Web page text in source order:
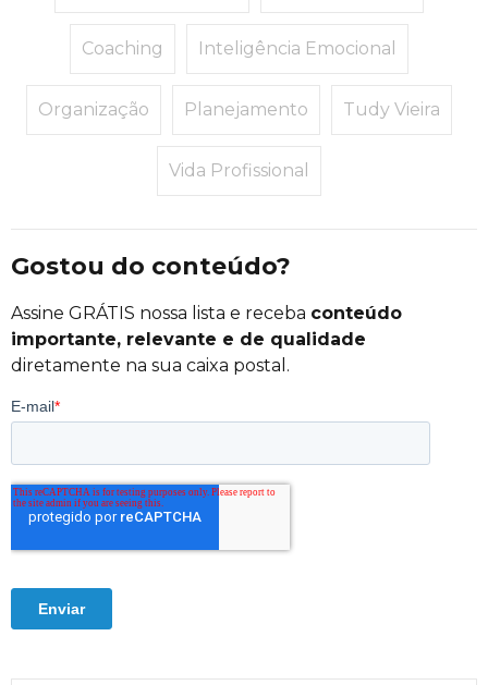
Coaching Inteligência Emocional
Organização Planejamento Tudy Vieira
Vida Profissional
Gostou do conteúdo?
Assine GRÁTIS nossa lista e receba conteúdo
importante, relevante e de qualidade
diretamente na sua caixa postal.